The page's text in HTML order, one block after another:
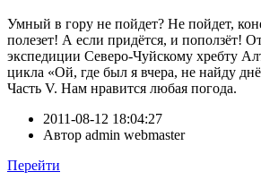
Умный в гору не пойдет? Не пойдет,
полезет! А если придётся, и поползёт!
экспедиции Северо-Чуйскому хребту
цикла «Ой, где был я вчера, не найду
Часть V. Нам нравится любая погода.
2011-08-12 18:04:27
Автор admin webmaster
Перейти